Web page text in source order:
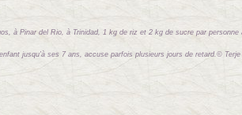
à Pinar del Rio, à Trinidad, 1 kg de riz et 2 kg de sucre par
jusqu’à ses 7 ans, accuse parfois plusieurs jours de retard.©